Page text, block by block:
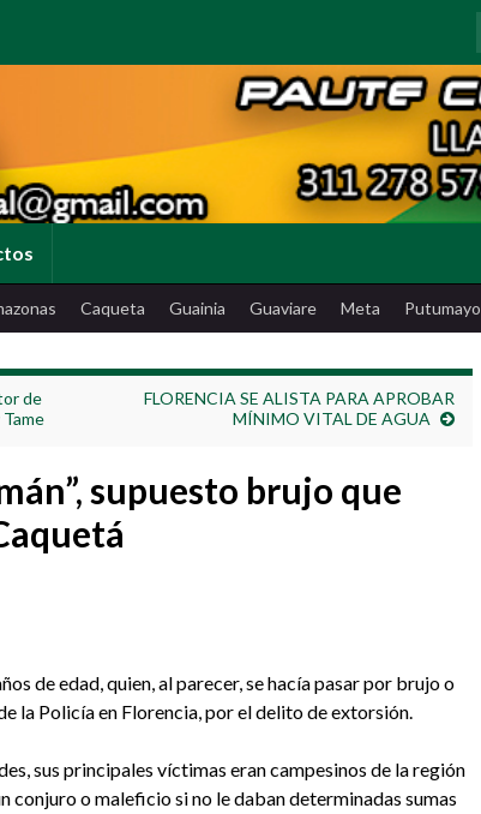
Caqueta Guainia Guaviare Meta Putumayo
de
FLORENCIA SE ALISTA PARA APROBAR
MÍNIMO VITAL DE AGUA
supuesto brujo que
de edad, quien, al parecer, se hacía pasar por brujo o
la Policía en Florencia, por el delito de extorsión.
sus principales víctimas eran campesinos de la región
conjuro o maleficio si no le daban determinadas sumas